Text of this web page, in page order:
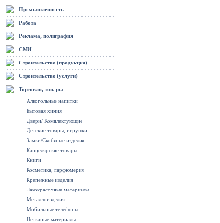
Промышленность
Работа
Реклама, полиграфия
СМИ
Строительство (продукция)
Строительство (услуги)
Торговля, товары
Алкогольные напитки
Бытовая химия
Двери/ Комплектующие
Детские товары, игрушки
Замки/Скобяные изделия
Канцелярские товары
Книги
Косметика, парфюмерия
Крепежные изделия
Лакокрасочные материалы
Металлоизделия
Мобильные телефоны
Нетканые материалы